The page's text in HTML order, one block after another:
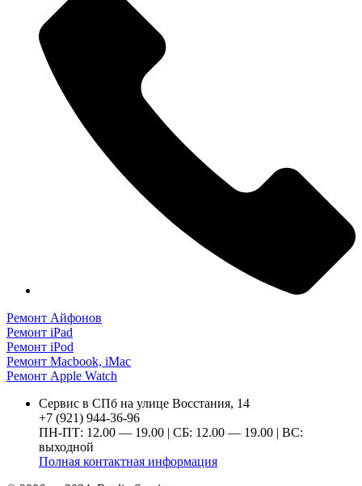
Ремонт Айфонов
Ремонт iPad
Ремонт iPod
Ремонт Macbook, iMac
Ремонт Apple Watch
Сервис в СПб на улице Восстания, 14
+7 (921) 944-36-96
ПН-ПТ: 12.00 — 19.00 | СБ: 12.00 — 19.00 | ВС:
выходной
Полная контактная информация